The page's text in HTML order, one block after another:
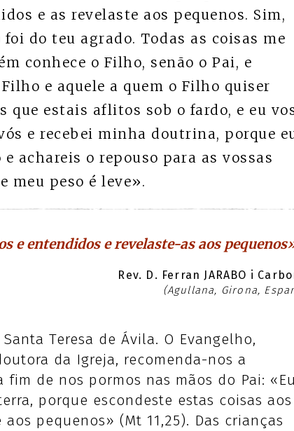
e as revelaste aos pequenos. Sim,
do teu agrado. Todas as coisas me
conhece o Filho, senão o Pai, e
e aquele a quem o Filho quiser
que estais aflitos sob o fardo, e eu
e recebei minha doutrina, porque
achareis o repouso para as vossas
meu peso é leve».
e entendidos e revelaste-as aos
Rev. D. Ferran JARABO i
(Agullana, Girona,
Teresa de Ávila. O Evangelho,
da Igreja, recomenda-nos a
de nos pormos nas mãos do Pai:
porque escondeste estas coisas aos
pequenos» (Mt 11,25). Das crianças